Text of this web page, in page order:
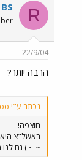
R
22/9/04
הרבה יותר?
נכתב ע"י yoo:
חוצפה!
ראשל"צ היא
~_~) גם לנו